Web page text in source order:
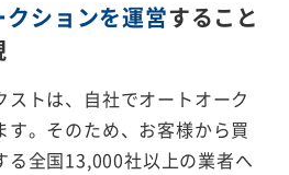
ションを運営すること
ストは、自社でオートオーク
す。そのため、お客様から買
る全国13,000社以上の業者へ